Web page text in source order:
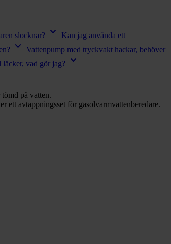
slocknar? keyboard_arrow_down
Kan jag använda ett
keyboard_arrow_down
Vattenpump med tryckvakt hackar, behöver
vad gör jag? keyboard_arrow_down
på vatten.
ett avtappningsset för gasolvarmvattenberedare.